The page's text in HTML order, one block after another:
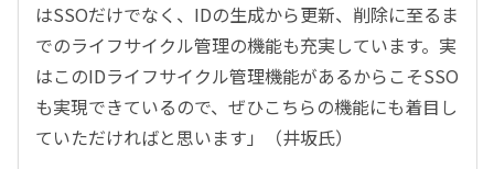
はSSOだけでなく、IDの生成から更新、削除に至るま
でのライフサイクル管理の機能も充実しています。実
はこのIDライフサイクル管理機能があるからこそSSO
も実現できているので、ぜひこちらの機能にも着目し
ていただければと思います」（井坂氏）